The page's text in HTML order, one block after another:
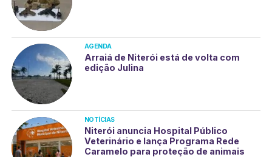
AGENDA
Arraiá de Niterói está de volta com
edição Julina
NOTÍCIAS
Niterói anuncia Hospital Público
Veterinário e lança Programa Rede
Caramelo para proteção de animais